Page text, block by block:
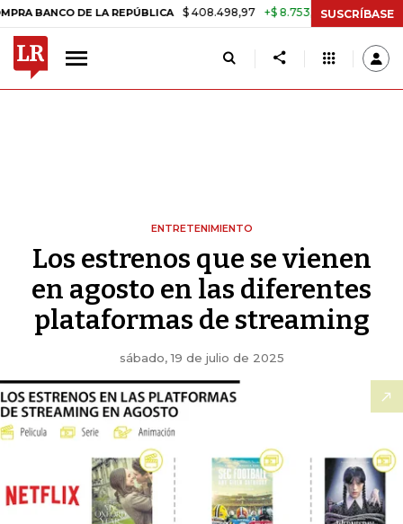
DE LA REPÚBLICA $ 408.498,97 +$ 8.753,81 +2,19% TASA DE
SUSCRÍBASE
ENTRETENIMIENTO
Los estrenos que se vienen
en agosto en las diferentes
plataformas de streaming
sábado, 19 de julio de 2025